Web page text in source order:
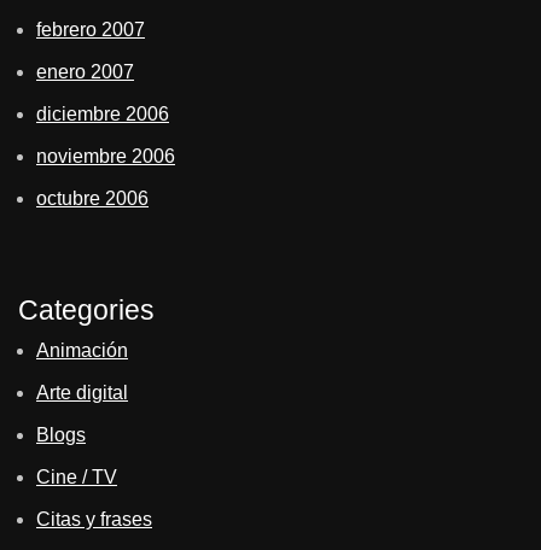
febrero 2007
enero 2007
diciembre 2006
noviembre 2006
octubre 2006
Categories
Animación
Arte digital
Blogs
Cine / TV
Citas y frases